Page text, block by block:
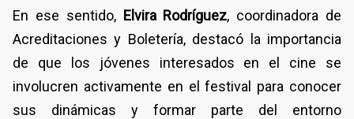
En ese sentido, Elvira Rodríguez, coordinadora de
Acreditaciones y Boletería, destacó la importancia
de que los jóvenes interesados en el cine se
involucren activamente en el festival para conocer
sus dinámicas y formar parte del entorno